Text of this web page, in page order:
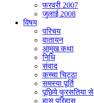
फरवरी 2007
जुलाई 2008
विषय
परिचय
वातायन
आमुख कथा
निधि
संवाद
कच्चा चिट्ठा
समस्या पूर्ति
पूछिये फुरसतिया से
हास परिहास